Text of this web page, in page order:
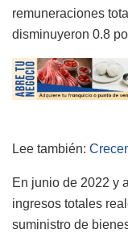
remuneraciones
disminuyeron 0.8
Lee también:
En junio de 2022 y
ingresos totales
suministro de